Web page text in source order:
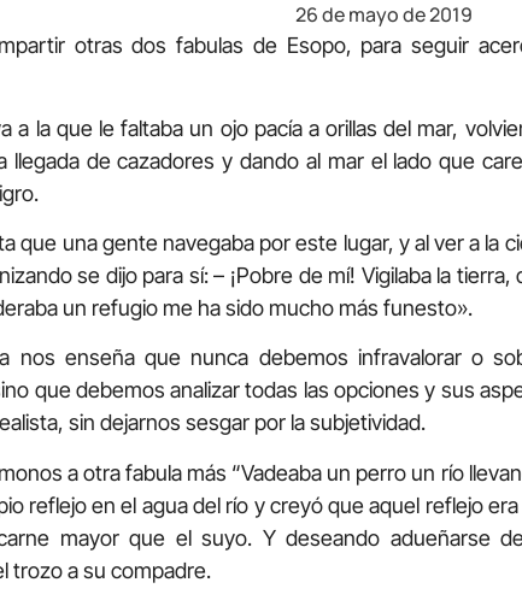
26 de mayo de 2019
otras dos fabulas de Esopo, para seguir
a la que le faltaba un ojo pacía a orillas del mar,
llegada de cazadores y dando al mar el lado que
que una gente navegaba por este lugar, y al ver a la
se dijo para sí: – ¡Pobre de mí! Vigilaba la
un refugio me ha sido mucho más funesto».
nos enseña que nunca debemos infravalorar o
que debemos analizar todas las opciones y sus
sin dejarnos sesgar por la subjetividad.
a otra fabula más “Vadeaba un perro un río
reflejo en el agua del río y creyó que aquel reflejo
mayor que el suyo. Y deseando adueñarse
trozo a su compadre.